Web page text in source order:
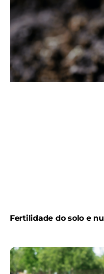
Fertilidade do solo e